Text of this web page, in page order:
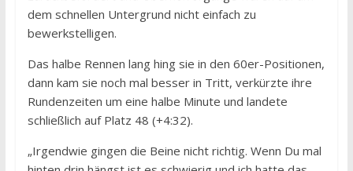
dem schnellen Untergrund nicht einfach zu
bewerkstelligen.
Das halbe Rennen lang hing sie in den 60er-Positionen,
dann kam sie noch mal besser in Tritt, verkürzte ihre
Rundenzeiten um eine halbe Minute und landete
schließlich auf Platz 48 (+4:32).
„Irgendwie gingen die Beine nicht richtig. Wenn Du mal